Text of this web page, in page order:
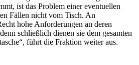
ist das Problem einer eventuellen
Fällen nicht vom Tisch. An
hohe Anforderungen an deren
schließlich dienen sie dem gesamten
führt die Fraktion weiter aus.